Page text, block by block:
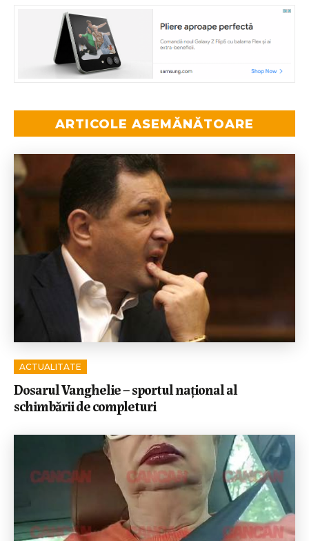
ARTICOLE ASEMĂNĂTOARE
ACTUALITATE
Dosarul Vanghelie – sportul național al
schimbării de completuri